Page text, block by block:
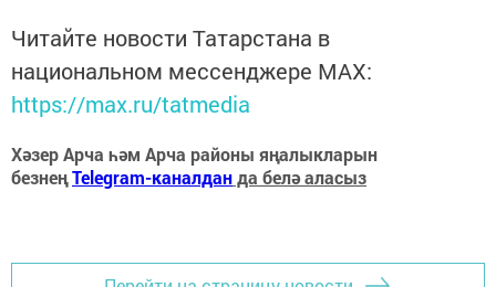
Читайте новости Татарстана в
национальном мессенджере MАХ:
https://max.ru/tatmedia
Хәзер Арча һәм Арча районы яңалыкларын
безнеңTelegram-каналданда белә аласыз